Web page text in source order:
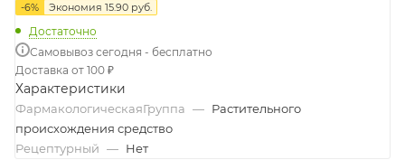
-6% Экономия 15.90 руб.
Достаточно
Самовывоз сегодня - бесплатно
Доставка от 100 ₽
Характеристики
ФармакологическаяГруппа — Растительного
происхождения средство
Рецептурный — Нет